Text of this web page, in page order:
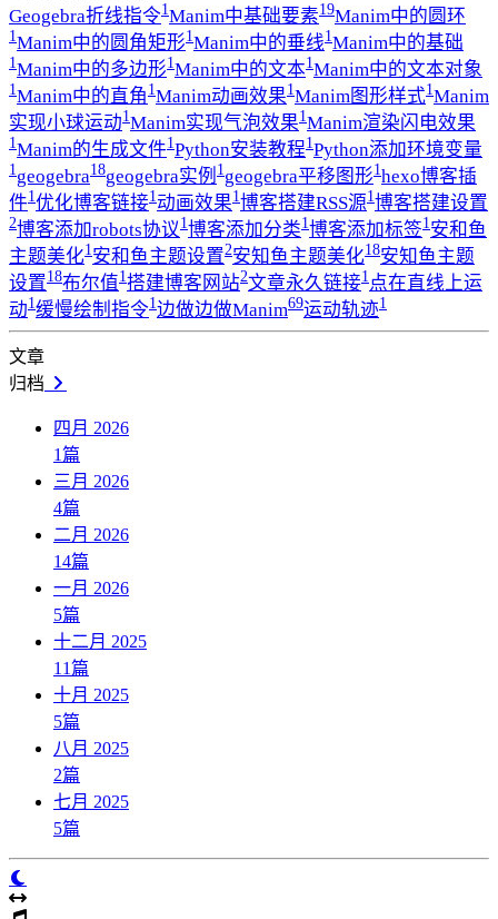
Geogebra折线指令1Manim中基础要素19Manim中的圆环
1Manim中的圆角矩形1Manim中的垂线1Manim中的基础
1Manim中的多边形1Manim中的文本1Manim中的文本对象
1Manim中的直角 1Manim动画效果1Manim图形样式1Manim
实现小球运动1Manim实现气泡效果1Manim渲染闪电效果
1Manim的生成文件1Python安装教程1Python添加环境变量
1geogebra18geogebra实例 1geogebra平移图形1hexo博客插
件1优化博客链接1动画效果1博客搭建RSS源1博客搭建设置
2博客添加robots协议 1博客添加分类1博客添加标签1安和鱼
主题美化1安和鱼主题设置2安知鱼主题美化18安知鱼主题
设置18布尔值1搭建博客网站2文章永久链接1点在直线上运
动1缓慢绘制指令1边做边做Manim69运动轨迹1
文章
归档
四月 2026
1篇
三月 2026
4篇
二月 2026
14篇
一月 2026
5篇
十二月 2025
11篇
十月 2025
5篇
八月 2025
2篇
七月 2025
5篇